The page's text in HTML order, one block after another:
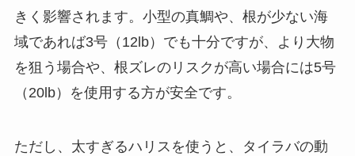
きく影響されます。小型の真鯛や、根が少ない海
域であれば3号（12lb）でも十分ですが、より大物
を狙う場合や、根ズレのリスクが高い場合には5号
（20lb）を使用する方が安全です。
ただし、太すぎるハリスを使うと、タイラバの動